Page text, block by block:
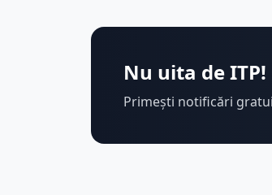
Nu uita de ITP!
Primești notificări